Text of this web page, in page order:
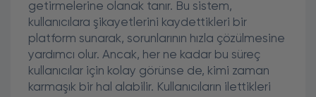
getirmelerine olanak tanır. Bu sistem,
kullanıcılara şikayetlerini kaydettikleri bir
platform sunarak, sorunlarının hızla çözülmesine
yardımcı olur. Ancak, her ne kadar bu süreç
kullanıcılar için kolay görünse de, kimi zaman
karmaşık bir hal alabilir. Kullanıcıların ilettikleri